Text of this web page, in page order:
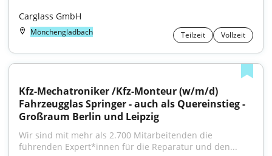
Carglass GmbH
Mönchengladbach Teilzeit Vollzeit
Kfz-Mechatroniker /Kfz-Monteur (w/m/d)
Fahrzeugglas Springer - auch als Quereinstieg -
Großraum Berlin und Leipzig
Wir sind mit mehr als 2.700 Mitarbeitenden die
führenden Expert*innen für die Reparatur und den...